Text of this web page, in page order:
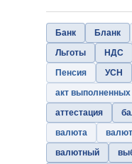
Банк Бланк
Льготы
НДС
Пенсия
УСН
акт выполненных
аттестация
валюта
валютный